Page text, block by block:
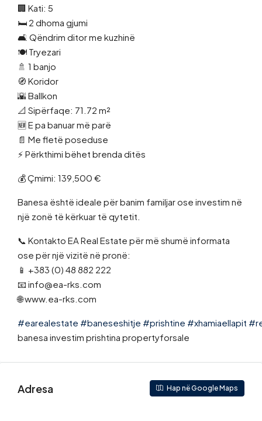
🏢 Kati: 5
🛏 2 dhoma gjumi
🛋 Qëndrim ditor me kuzhinë
🍽 Tryezari
🚿 1 banjo
🧭 Koridor
🌇 Ballkon
📐 Sipërfaqe: 71.72 m²
🆕 E pa banuar më parë
📄 Me fletë poseduse
⚡ Përkthimi bëhet brenda ditës
💰 Çmimi: 139,500 €
Banesa është ideale për banim familjar ose investim në
një zonë të kërkuar të qytetit.
📞 Kontakto EA Real Estate për më shumë informata
ose për një vizitë në pronë:
📱 +383 (0) 48 882 222
📧 info@ea-rks.com
🌐 www.ea-rks.com
#earealestate #baneseshitje #prishtine #xhamiaellapit
banesa investim prishtina propertyforsale
Adresa Hap në Google Maps